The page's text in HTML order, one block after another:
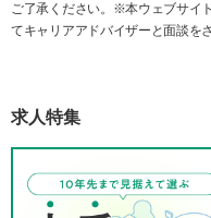
ご了承ください。※本ウェブサイ
てキャリアアドバイザーと面談を
求人特集